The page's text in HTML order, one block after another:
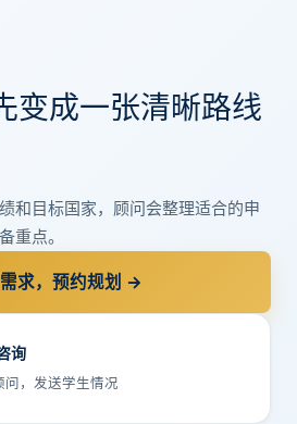
变成一张清晰路线
和目标国家，顾问会整理适合的申
重点。
求，预约规划 →
询
问，发送学生情况